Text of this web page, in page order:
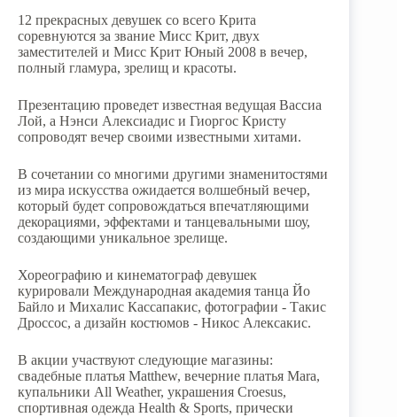
12 прекрасных девушек со всего Крита
соревнуются за звание Мисс Крит, двух
заместителей и Мисс Крит Юный 2008 в вечер,
полный гламура, зрелищ и красоты.
Презентацию проведет известная ведущая Вассиа
Лой, а Нэнси Алексиадис и Гиоргос Кристу
сопроводят вечер своими известными хитами.
В сочетании со многими другими знаменитостями
из мира искусства ожидается волшебный вечер,
который будет сопровождаться впечатляющими
декорациями, эффектами и танцевальными шоу,
создающими уникальное зрелище.
Хореографию и кинематограф девушек
курировали Международная академия танца Йо
Байло и Михалис Кассапакис, фотографии - Такис
Дроссос, а дизайн костюмов - Никос Алексакис.
В акции участвуют следующие магазины:
свадебные платья Matthew, вечерние платья Mara,
купальники All Weather, украшения Croesus,
спортивная одежда Health & Sports, прически